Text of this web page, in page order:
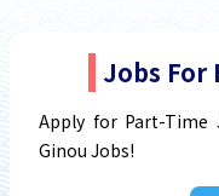
Jobs For
Apply for Part-Time
Ginou Jobs!